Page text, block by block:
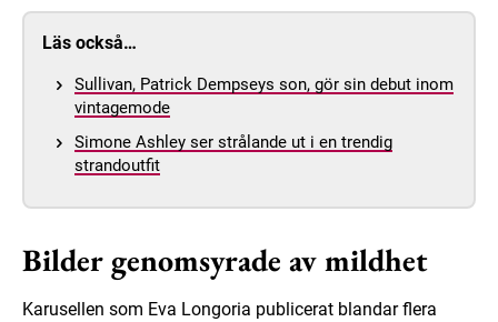
Läs också…
Sullivan, Patrick Dempseys son, gör sin debut inom
vintagemode
Simone Ashley ser strålande ut i en trendig
strandoutfit
Bilder genomsyrade av mildhet
Karusellen som Eva Longoria publicerat blandar flera